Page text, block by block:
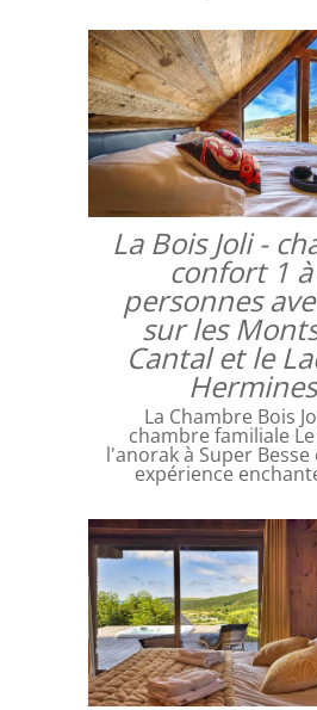
La Bois Joli -
confort 1
personnes
sur les
Cantal et le
Hermines
La Chambre Bois
chambre familiale
l'anorak à Super
expérience